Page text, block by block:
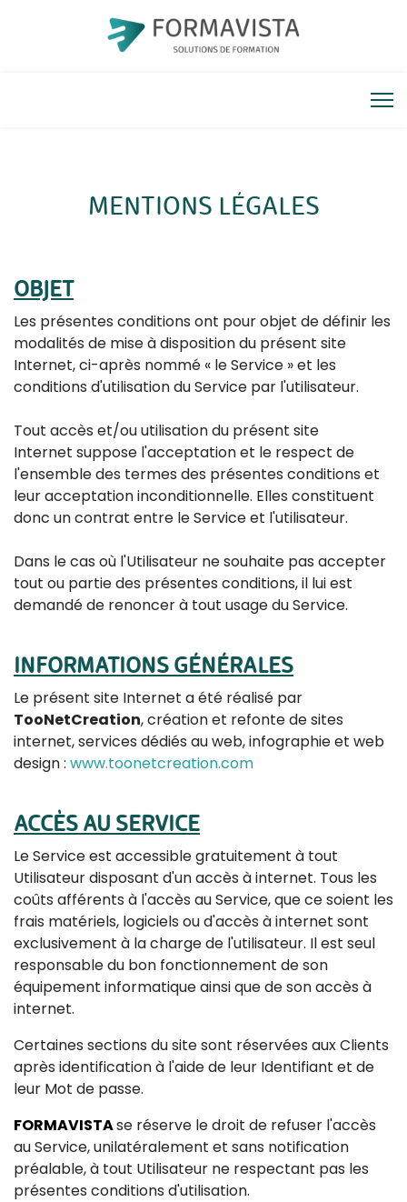
MENTIONS LÉGALES
OBJET
Les présentes conditions ont pour objet de définir les
modalités de mise à disposition du présent site
Internet, ci-après nommé « le Service » et les
conditions d'utilisation du Service par l'utilisateur.
Tout accès et/ou utilisation du présent site
Internet suppose l'acceptation et le respect de
l'ensemble des termes des présentes conditions et
leur acceptation inconditionnelle. Elles constituent
donc un contrat entre le Service et l'utilisateur.
Dans le cas où l'Utilisateur ne souhaite pas accepter
tout ou partie des présentes conditions, il lui est
demandé de renoncer à tout usage du Service.
INFORMATIONS GÉNÉRALES
Le présent site Internet a été réalisé par
TooNetCreation, création et refonte de sites
internet, services dédiés au web, infographie et web
design : www.toonetcreation.com
ACCÈS AU SERVICE
Le Service est accessible gratuitement à tout
Utilisateur disposant d'un accès à internet. Tous les
coûts afférents à l'accès au Service, que ce soient les
frais matériels, logiciels ou d'accès à internet sont
exclusivement à la charge de l'utilisateur. Il est seul
responsable du bon fonctionnement de son
équipement informatique ainsi que de son accès à
internet.
Certaines sections du site sont réservées aux Clients
après identification à l'aide de leur Identifiant et de
leur Mot de passe.
FORMAVISTAse réserve le droit de refuser l'accès
au Service, unilatéralement et sans notification
préalable, à tout Utilisateur ne respectant pas les
présentes conditions d'utilisation.